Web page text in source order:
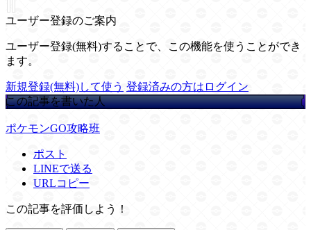
ユーザー登録のご案内
ユーザー登録(無料)することで、この機能を使うことができ
ます。
新規登録(無料)して使う 登録済みの方はログイン
この記事を書いた人
ポケモンGO攻略班
ポスト
LINEで送る
URLコピー
この記事を評価しよう！